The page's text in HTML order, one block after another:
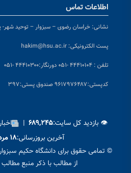
اطلاعات تماس
نشانی: خراسان رضوی – سبزوار – توحید
پست الکترونیکی: hakim@hsu.ac.ir
تلفن : ۴۴۴۱۰۱۰۴ -۰۵۱ دورنگار:۴۴۴۱۰۳۰۰ -۰۵۱
کدپستی:۹۶۱۷۹۷۶۴۸۷ صندوق پستی:۳۹۷
👁 بازدید کل سایت:۶۸۹,۲۴۵ |
آخرین بروزرسانی:۱۸ مرداد ۱۴۰۵
© تمامی حقوق برای دانشگاه حکیم
از مطالب با ذکر منبع